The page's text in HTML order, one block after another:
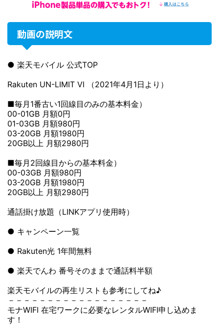
動画の説明文
● 楽天モバイル 公式TOP
Rakuten UN-LIMIT Ⅵ （2021年4月1日より）
■毎月1番古い1回線目のみの基本料金）
00-01GB 月額0円
01-03GB 月額980円
03-20GB 月額1980円
20GB以上 月額2980円
■毎月2回線目からの基本料金）
00-03GB 月額980円
03-20GB 月額1980円
20GB以上 月額2980円
通話掛け放題（LINKアプリ使用時）
● キャンペーン一覧
● Rakuten光 1年間無料
● 楽天でんわ 番号そのままで通話料半額
楽天モバイルの再生リストも参考にしてね♪
－－－－－－－－－－－－－－－－－－
モナWIFI 在宅ワークに必要なレンタルWIFI申し込めま
す！